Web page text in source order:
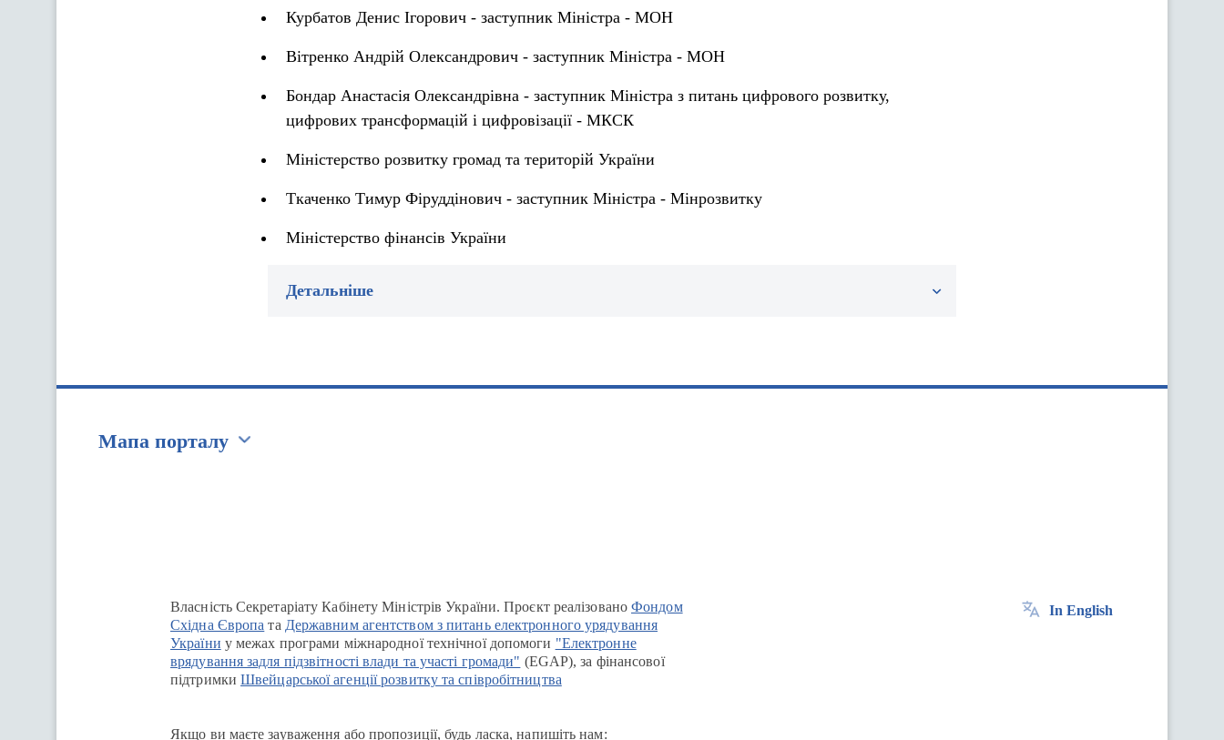
Курбатов Денис Ігорович - заступник Міністра - МОН
Вітренко Андрій Олександрович - заступник Міністра - МОН
Бондар Анастасія Олександрівна - заступник Міністра з питань цифрового розвитку,
цифрових трансформацій і цифровізації - МКСК
Міністерство розвитку громад та територій України
Ткаченко Тимур Фіруддінович - заступник Міністра - Мінрозвитку
Міністерство фінансів України
Детальніше
Мапа порталу
Власність Секретаріату Кабінету Міністрів України. Проєкт реалізованоФондом
Східна Європа та Державним агентством з питань електронного урядування
України у межах програми міжнародної технічної допомоги "Електронне
врядування задля підзвітності влади та участі громади" (EGAP), за фінансової
підтримки Швейцарської агенції розвитку та співробітництва
Якщо ви маєте зауваження або пропозиції, будь ласка, напишіть нам:
In English